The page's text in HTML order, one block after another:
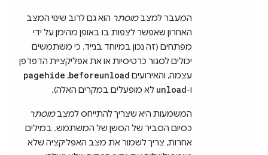
המעבר למצבמוסתר הוא גם לרוב שינוי המצב
האחרון שאפשר לצפות בו באופן מהימן על ידי
מפתחים (זה נכון במיוחד בנייד, כי משתמשים
יכולים לסגור כרטיסיות או את אפליקציית הדפדפן
עצמה, והאירועים beforeunload
,
pagehide
ו-unload לא מופעלים במקרים האלה).
המשמעות היא שצריך להתייחס למצבמוסתר
כסיום הסביר של הסשן של המשתמש. במילים
אחרות, צריך לשמור את מצב האפליקציה שלא